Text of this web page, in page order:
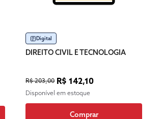
Digital
DIREITO CIVIL E TECNOLOGIA
R$ 203,00 R$ 142,10
Disponível em estoque
Comprar